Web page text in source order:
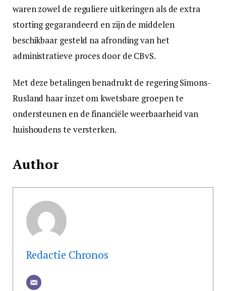
waren zowel de reguliere uitkeringen als de extra
storting gegarandeerd en zijn de middelen
beschikbaar gesteld na afronding van het
administratieve proces door de CBvS.
Met deze betalingen benadrukt de regering Simons-
Rusland haar inzet om kwetsbare groepen te
ondersteunen en de financiële weerbaarheid van
huishoudens te versterken.
Author
Redactie Chronos